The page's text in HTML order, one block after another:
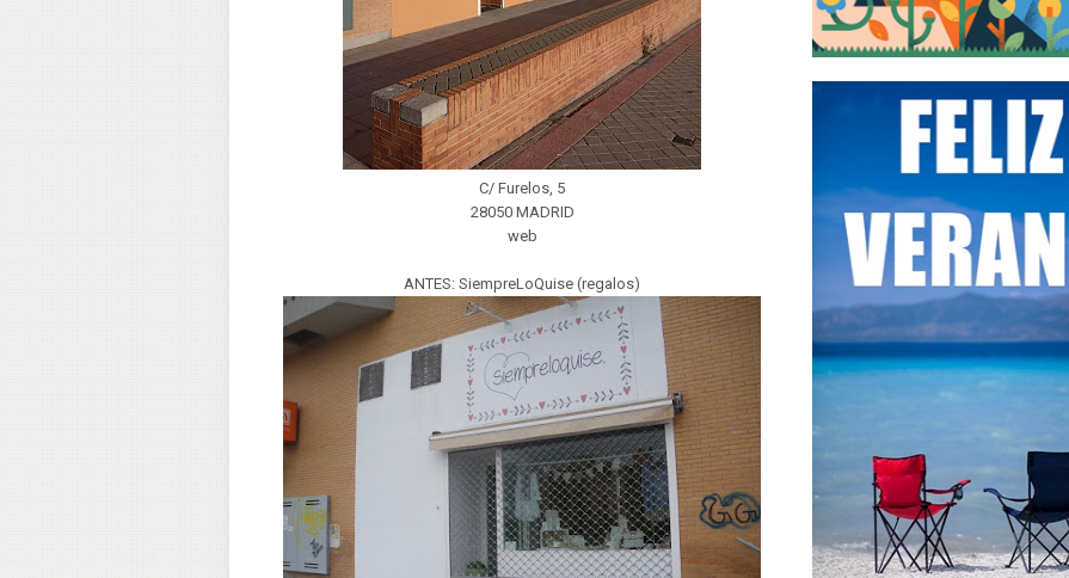
C/ Furelos, 5
28050 MADRID
web
ANTES: SiempreLoQuise (regalos)